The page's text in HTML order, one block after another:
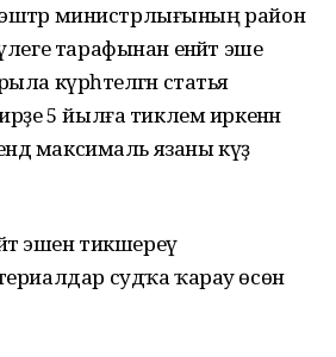
эштәр министрлығының район
тарафынан енәйәт эше
күрһәтелгән статья
5 йылға тиклем иркенән
максималь язаны күҙ
эшен тикшереү
судҡа ҡарау өсөн